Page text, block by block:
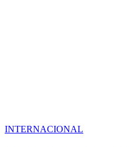
INTERNACIONAL